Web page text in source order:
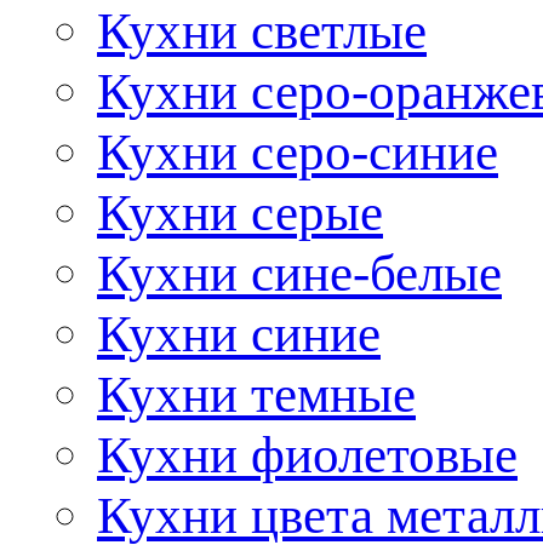
Кухни светлые
Кухни серо-
Кухни серо-синие
Кухни серые
Кухни сине-белые
Кухни синие
Кухни темные
Кухни фиолетовые
Кухни цвета